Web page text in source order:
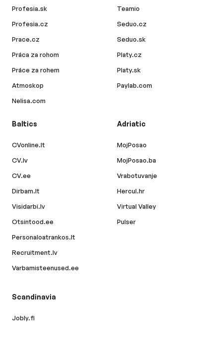
Profesia.sk
Profesia.cz
Prace.cz
Práca za rohom
Práce za rohem
Atmoskop
Nelisa.com
Teamio
Seduo.cz
Seduo.sk
Platy.cz
Platy.sk
Paylab.com
Baltics
CVonline.lt
CV.lv
CV.ee
Dirbam.lt
Visidarbi.lv
Otsintood.ee
Personaloatrankos.lt
Recruitment.lv
Varbamisteenused.ee
Adriatic
MojPosao
MojPosao.ba
Vrabotuvanje
Hercul.hr
Virtual Valley
Pulser
Scandinavia
Jobly.fi